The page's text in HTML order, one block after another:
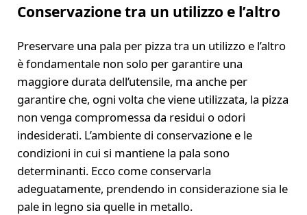
Conservazione tra un utilizzo e l’altro
Preservare una pala per pizza tra un utilizzo e l’altro
è fondamentale non solo per garantire una
maggiore durata dell’utensile, ma anche per
garantire che, ogni volta che viene utilizzata, la pizza
non venga compromessa da residui o odori
indesiderati. L’ambiente di conservazione e le
condizioni in cui si mantiene la pala sono
determinanti. Ecco come conservarla
adeguatamente, prendendo in considerazione sia le
pale in legno sia quelle in metallo.